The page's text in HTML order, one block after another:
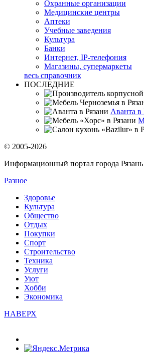
Охранные организации
Медицинские центры
Аптеки
Учебные заведения
Культура
Банки
Интернет, IP-телефония
Магазины, супермаркеты
весь справочник
ПОСЛЕДНИЕ
Аванта в
© 2005-2026
Информационный портал города Рязань
Разное
Здоровье
Культура
Общество
Отдых
Покупки
Спорт
Строительство
Техника
Услуги
Уют
Хобби
Экономика
НАВЕРХ